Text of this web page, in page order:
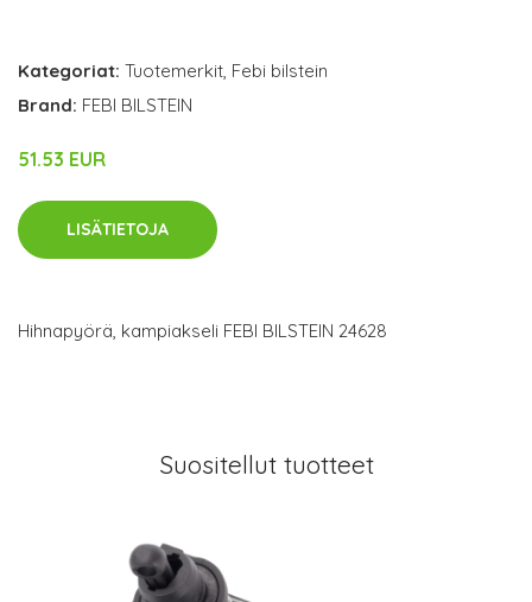
Kategoriat: Tuotemerkit, Febi bilstein
Brand: FEBI BILSTEIN
51.53 EUR
LISÄTIETOJA
Hihnapyörä, kampiakseli FEBI BILSTEIN 24628
Suositellut tuotteet